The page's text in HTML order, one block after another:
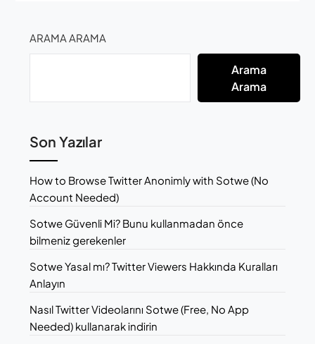
ARAMA ARAMA
Arama
Arama
Son Yazılar
How to Browse Twitter Anonimly with Sotwe (No
Account Needed)
Sotwe Güvenli Mi? Bunu kullanmadan önce
bilmeniz gerekenler
Sotwe Yasal mı? Twitter Viewers Hakkında Kuralları
Anlayın
Nasıl Twitter Videolarını Sotwe (Free, No App
Needed) kullanarak indirin